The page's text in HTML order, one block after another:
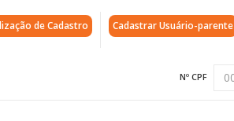
de Cadastro Cadastrar Usuário-parente
Nº CPF